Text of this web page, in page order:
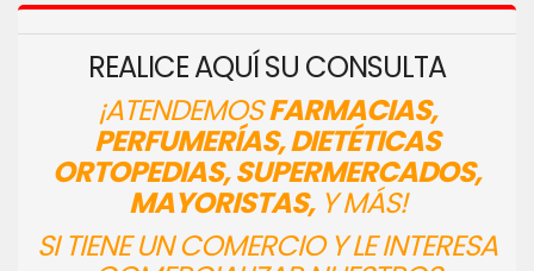
REALICE AQUÍ SU CONSULTA
¡ATENDEMOSFARMACIAS,
PERFUMERÍAS, DIETÉTICAS
ORTOPEDIAS, SUPERMERCADOS,
MAYORISTAS,Y MÁS!
SI TIENE UN COMERCIO Y LE INTERESA